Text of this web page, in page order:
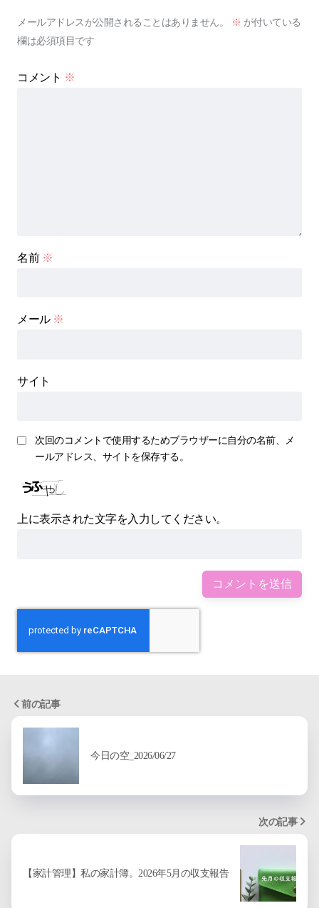
メールアドレスが公開されることはありません。 ※ が付いている
欄は必須項目です
コメント ※
名前 ※
メール ※
サイト
次回のコメントで使用するためブラウザーに自分の名前、メ
ールアドレス、サイトを保存する。
上に表示された文字を入力してください。
前の記事
今日の空_2026/06/27
次の記事
【家計管理】私の家計簿。2026年5月の収支報告